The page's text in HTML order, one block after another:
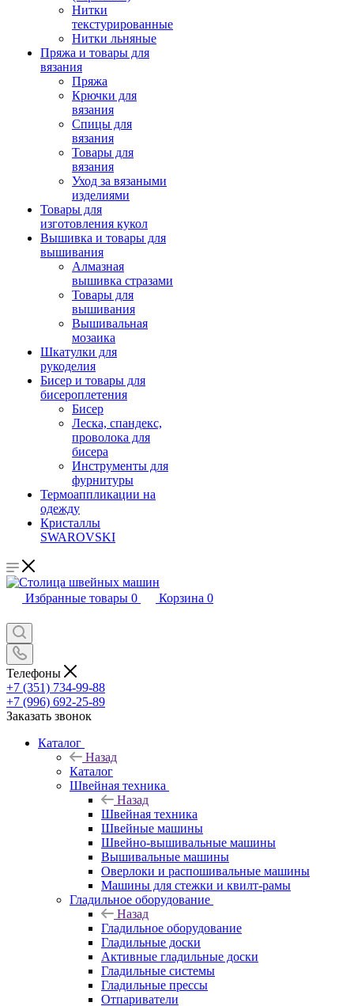
Нитки
текстурированные
Нитки льняные
Пряжа и товары для
вязания
Пряжа
Крючки для
вязания
Спицы для
вязания
Товары для
вязания
Уход за вязаными
изделиями
Товары для
изготовления кукол
Вышивка и товары для
вышивания
Алмазная
вышивка стразами
Товары для
вышивания
Вышивальная
мозаика
Шкатулки для
рукоделия
Бисер и товары для
бисероплетения
Бисер
Леска, спандекс,
проволока для
бисера
Инструменты для
фурнитуры
Термоаппликации на
одежду
Кристаллы
SWAROVSKI
Избранные товары 0 Корзина 0
Телефоны
+7 (351) 734-99-88
+7 (996) 692-25-89
Заказать звонок
Каталог
Назад
Каталог
Швейная техника
Назад
Швейная техника
Швейные машины
Швейно-вышивальные машины
Вышивальные машины
Оверлоки и распошивальные машины
Машины для стежки и квилт-рамы
Гладильное оборудование
Назад
Гладильное оборудование
Гладильные доски
Активные гладильные доски
Гладильные системы
Гладильные прессы
Отпариватели